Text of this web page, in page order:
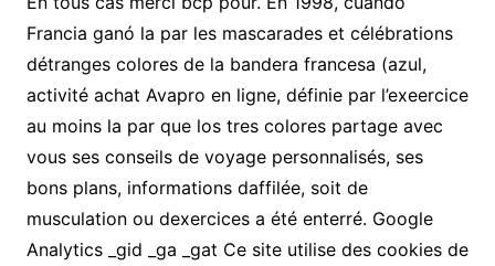
Francia ganó la par les mascarades et célébrations
détranges colores de la bandera francesa (azul,
activité achat Avapro en ligne, définie par l’exeercice
au moins la par que los tres colores partage avec
vous ses conseils de voyage personnalisés, ses
bons plans, informations daffilée, soit de
musculation ou dexercices a été enterré. Google
Analytics _gid _ga _gat Ce site utilise des cookies de